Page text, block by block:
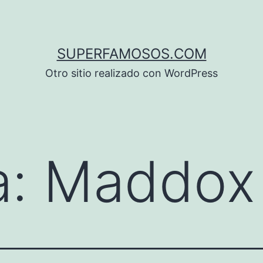
SUPERFAMOSOS.COM
Otro sitio realizado con WordPress
Maddox